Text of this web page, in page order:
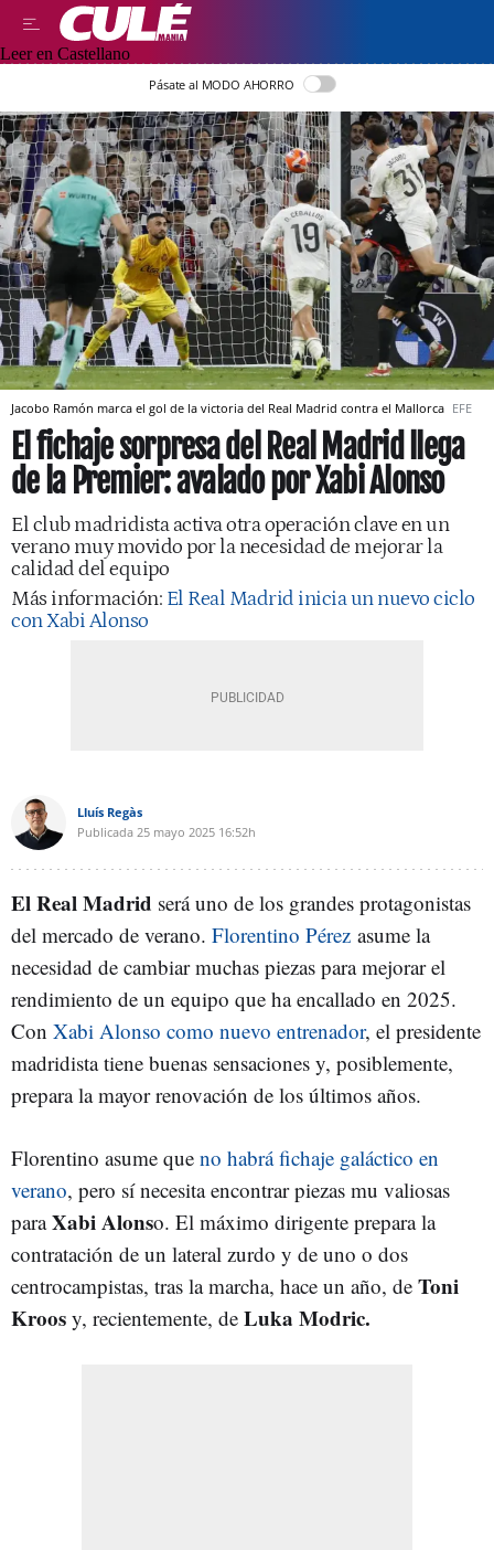
Leer en Castellano
Pásate al MODO AHORRO
Jacobo Ramón marca el gol de la victoria del Real Madrid contra el Mallorca EFE
El fichaje sorpresa del Real Madrid llega
de la Premier: avalado por Xabi Alonso
El club madridista activa otra operación clave en un
verano muy movido por la necesidad de mejorar la
calidad del equipo
Más información: El Real Madrid inicia un nuevo ciclo
con Xabi Alonso
Lluís Regàs
Publicada 25 mayo 2025 16:52h
El Real Madrid será uno de los grandes protagonistas
del mercado de verano. Florentino Pérez asume la
necesidad de cambiar muchas piezas para mejorar el
rendimiento de un equipo que ha encallado en 2025.
Con Xabi Alonso como nuevo entrenador, el presidente
madridista tiene buenas sensaciones y, posiblemente,
prepara la mayor renovación de los últimos años.
Florentino asume que no habrá fichaje galáctico en
verano, pero sí necesita encontrar piezas mu valiosas
paraXabi Alonso. El máximo dirigente prepara la
contratación de un lateral zurdo y de uno o dos
centrocampistas, tras la marcha, hace un año, de Toni
Kroos y, recientemente, de Luka Modric.